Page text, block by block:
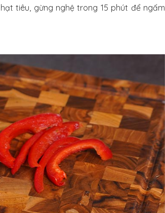
tiêu, gừng nghệ trong 15 phút để ngấm